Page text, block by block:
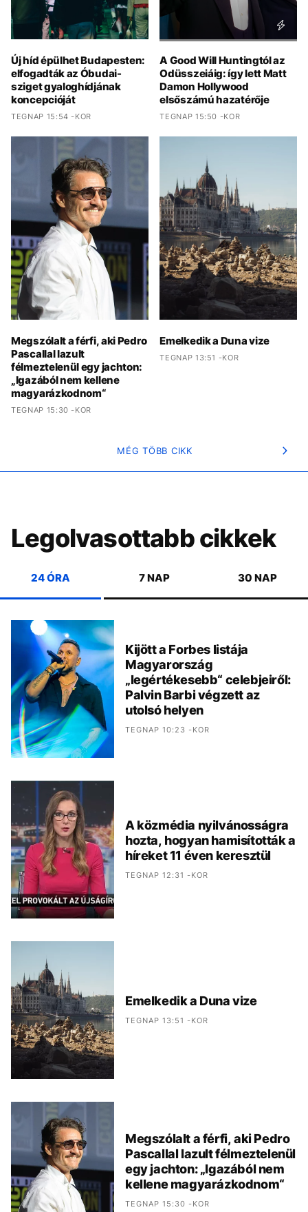
Új híd épülhet Budapesten:
elfogadták az Óbudai-
sziget gyaloghídjának
koncepcióját
TEGNAP 15:54 -KOR
A Good Will Huntingtól az
Odüsszeiáig: így lett Matt
Damon Hollywood
elsőszámú hazatérője
TEGNAP 15:50 -KOR
Megszólalt a férfi, aki Pedro
Pascallal lazult
félmeztelenül egy jachton:
„Igazából nem kellene
magyarázkodnom“
TEGNAP 15:30 -KOR
Emelkedik a Duna vize
TEGNAP 13:51 -KOR
MÉG TÖBB CIKK
Legolvasottabb cikkek
24 ÓRA 7 NAP 30 NAP
Kijött a Forbes listája
Magyarország
„legértékesebb“ celebjeiről:
Palvin Barbi végzett az
utolsó helyen
TEGNAP 10:23 -KOR
A közmédia nyilvánosságra
hozta, hogyan hamisították a
híreket 11 éven keresztül
TEGNAP 12:31 -KOR
Emelkedik a Duna vize
TEGNAP 13:51 -KOR
Megszólalt a férfi, aki Pedro
Pascallal lazult félmeztelenül
egy jachton: „Igazából nem
kellene magyarázkodnom“
TEGNAP 15:30 -KOR